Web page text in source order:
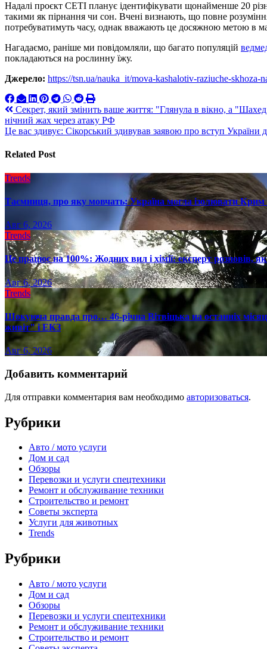
Надалі проєкт CETI планує ідентифікувати щонайменше 20
такими як пірнання чи сон. Вчені визнають, що повне
потребуватимуть часу, однак вважають це досяжною метою в
Нагадаємо, раніше ми повідомляли, що багато популяцій
покладаються на рослинну їжу.
Джерело: https://tsn.ua/nauka_it/mova-kashalotiv-raziuche-
Навигация
по
Секрет, який змінить ваше життя: "Глянула в вікно, а
нічний жах через атаку РФ
Це вас здивує: Сікорський здивував заявою про вступ
Related Post
Trends
Таємниця, про яку мовчать: Україна могла ізолювати
Авг 6, 2026
Trends
Це працює на 100%: Жодних вил і хімії: експерт розповів,
Авг 6, 2026
Trends
Шокуюча правда про… 46-річна Вітвіцька на останніх
живіт" і ЕКЗ
Авг 6, 2026
Добавить комментарий
Для отправки комментария вам необходимо авторизоваться.
Рубрики
Авто / мото услуги
Дом и сад
Обзоры
Перевозки и услуги спецтехники
Ремонт и обслуживание техники
Строительство и ремонт
Советы эксперта
Услуги для животных
Trends
Рубрики
Авто / мото услуги
Дом и сад
Обзоры
Перевозки и услуги спецтехники
Ремонт и обслуживание техники
Строительство и ремонт